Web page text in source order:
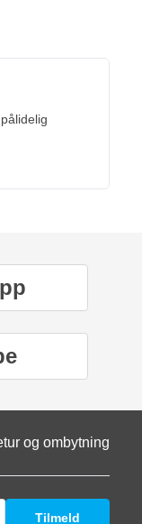
og ombytning
Tilmeld